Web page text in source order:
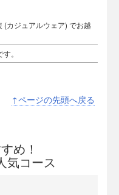
(カジュアルウェア) でお越
。
↑ページの先頭へ戻る
め！
気コース